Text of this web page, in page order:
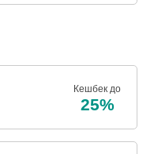
Кешбек до
25%